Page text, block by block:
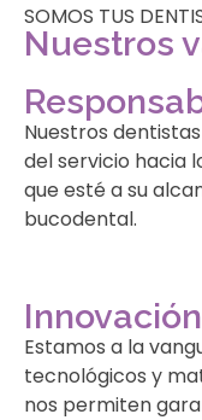
SOMOS TUS
Nuestros
Nuestros
del servicio hacia
que esté a su
bucodental.
Innovación
Estamos a la
tecnológicos y
nos permiten